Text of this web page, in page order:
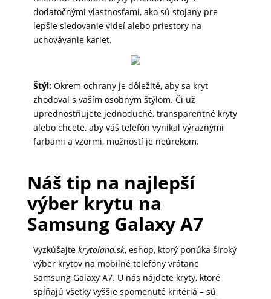
POPSOCKETY
HODINKY
PRÍSLUŠENSTVO
FOTO,
AUDIO-
VIDEO
SPOTREBIČE
dodatočnými vlastnosťami, ako sú stojany pre
lepšie sledovanie videí alebo priestory na
uchovávanie kariet.
Štýl:Okrem ochrany je dôležité, aby sa kryt
zhodoval s vaším osobným štýlom. Či už
uprednostňujete jednoduché, transparentné kryty
alebo chcete, aby váš telefón vynikal výraznými
farbami a vzormi, možností je neúrekom.
Náš tip na najlepší
výber krytu na
Samsung Galaxy A7
Vyzkúšajte krytoland.sk, eshop, ktorý ponúka široký
výber krytov na mobilné telefóny vrátane
Samsung Galaxy A7. U nás nájdete kryty, ktoré
spĺňajú všetky vyššie spomenuté kritériá – sú